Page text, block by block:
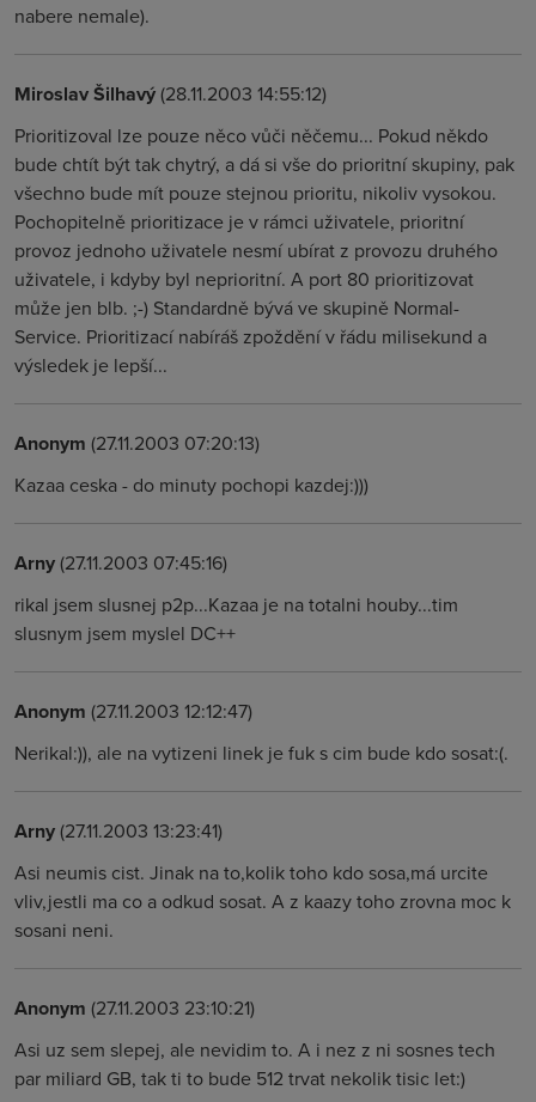
nabere nemale).
Miroslav Šilhavý(28.11.2003 14:55:12)
Prioritizoval lze pouze něco vůči něčemu... Pokud někdo
bude chtít být tak chytrý, a dá si vše do prioritní skupiny, pak
všechno bude mít pouze stejnou prioritu, nikoliv vysokou.
Pochopitelně prioritizace je v rámci uživatele, prioritní
provoz jednoho uživatele nesmí ubírat z provozu druhého
uživatele, i kdyby byl neprioritní. A port 80 prioritizovat
může jen blb. ;-) Standardně bývá ve skupině Normal-
Service. Prioritizací nabíráš zpoždění v řádu milisekund a
výsledek je lepší...
Anonym (27.11.2003 07:20:13)
Kazaa ceska - do minuty pochopi kazdej:)))
Arny(27.11.2003 07:45:16)
rikal jsem slusnej p2p...Kazaa je na totalni houby...tim
slusnym jsem myslel DC++
Anonym (27.11.2003 12:12:47)
Nerikal:)), ale na vytizeni linek je fuk s cim bude kdo sosat:(.
Arny(27.11.2003 13:23:41)
Asi neumis cist. Jinak na to,kolik toho kdo sosa,má urcite
vliv,jestli ma co a odkud sosat. A z kaazy toho zrovna moc k
sosani neni.
Anonym (27.11.2003 23:10:21)
Asi uz sem slepej, ale nevidim to. A i nez z ni sosnes tech
par miliard GB, tak ti to bude 512 trvat nekolik tisic let:)